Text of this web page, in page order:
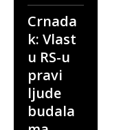
Crnada
k: Vlast
u RS-u
pravi
ljude
budala